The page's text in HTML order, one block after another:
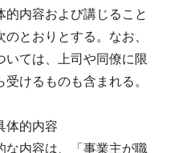
内容および講じること
とおりとする。なお、
いては、上司や同僚に限
けるものも含まれる。
体的内容
な内容は、「事業主が職